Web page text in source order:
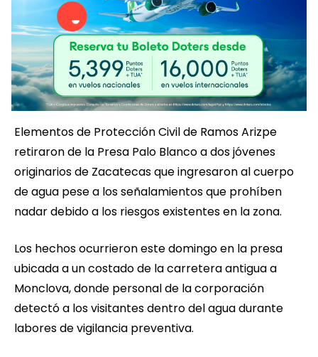
Elementos de Protección Civil de Ramos Arizpe
retiraron de la Presa Palo Blanco a dos jóvenes
originarios de Zacatecas que ingresaron al cuerpo
de agua pese a los señalamientos que prohíben
nadar debido a los riesgos existentes en la zona.
Los hechos ocurrieron este domingo en la presa
ubicada a un costado de la carretera antigua a
Monclova, donde personal de la corporación
detectó a los visitantes dentro del agua durante
labores de vigilancia preventiva.